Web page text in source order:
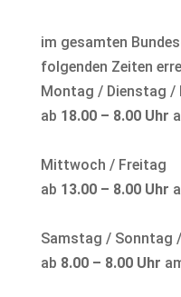
im gesamten
folgenden Zeiten
Montag / Dienstag /
ab 18.00 – 8.00 Uhr
Mittwoch / Freitag
ab 13.00 – 8.00 Uhr
Samstag / Sonntag
ab 8.00 – 8.00 Uhr